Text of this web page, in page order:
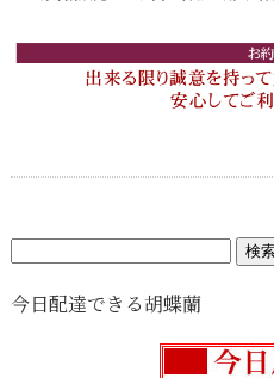
今日配達できる胡蝶蘭